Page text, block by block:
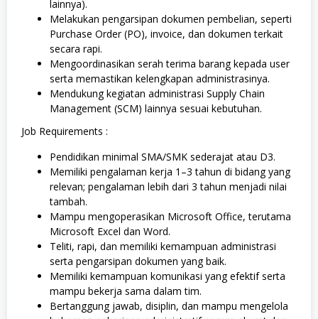
lainnya).
Melakukan pengarsipan dokumen pembelian, seperti
Purchase Order (PO), invoice, dan dokumen terkait
secara rapi.
Mengoordinasikan serah terima barang kepada user
serta memastikan kelengkapan administrasinya.
Mendukung kegiatan administrasi Supply Chain
Management (SCM) lainnya sesuai kebutuhan.
Job Requirements :
Pendidikan minimal SMA/SMK sederajat atau D3.
Memiliki pengalaman kerja 1–3 tahun di bidang yang
relevan; pengalaman lebih dari 3 tahun menjadi nilai
tambah.
Mampu mengoperasikan Microsoft Office, terutama
Microsoft Excel dan Word.
Teliti, rapi, dan memiliki kemampuan administrasi
serta pengarsipan dokumen yang baik.
Memiliki kemampuan komunikasi yang efektif serta
mampu bekerja sama dalam tim.
Bertanggung jawab, disiplin, dan mampu mengelola